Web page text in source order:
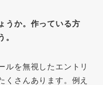
うか。作っている方
。
ルを無視したエントリ
くさんあります。例え